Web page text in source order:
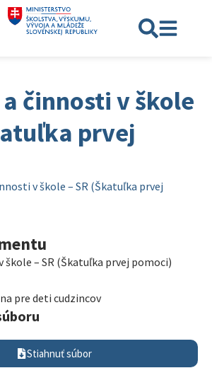
činnosti v škole
prvej
v škole – SR (Škatuľka prvej
– SR (Škatuľka prvej pomoci)
pre deti cudzincov
Stiahnuť súbor